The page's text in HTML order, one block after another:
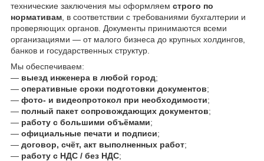
технические заключения мы оформляем строго по
нормативам , в соответствии с требованиями бухгалтерии и
проверяющих органов. Документы принимаются всеми
организациями — от малого бизнеса до крупных холдингов,
банков и государственных структур.
Мы обеспечиваем:
— выезд инженера в любой город;
— оперативные сроки подготовки документов;
— фото- и видеопротокол при необходимости;
— полный пакет сопровождающих документов;
— работу с большими объёмами;
— официальные печати и подписи;
— договор, счёт, акт выполненных работ;
— работу с НДС / без НДС;